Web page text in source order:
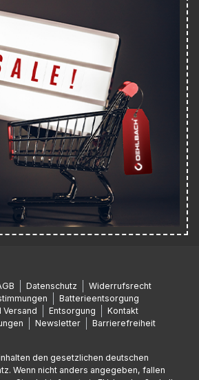
Datenschutz
Widerrufsrecht
Batterieentsorgung
Versand
Entsorgung
Kontakt
Newsletter Barrierefreiheit
den gesetzlichen deutschen
Wenn nicht anders angegeben, fallen